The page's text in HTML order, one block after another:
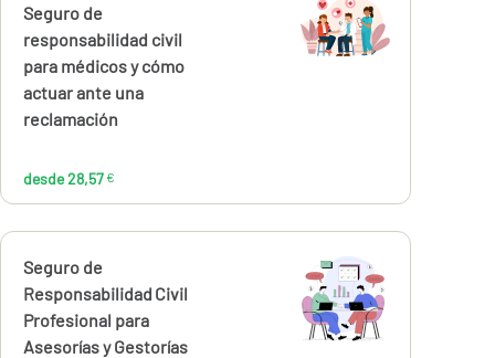
Calcúlalo ahora
Seguro de
responsabilidad civil
para médicos y cómo
actuar ante una
reclamación
desde 28,57 €
28,57€
Calcúlalo ahora
Seguro de
Responsabilidad Civil
Profesional para
Asesorías y Gestorías
999,99€